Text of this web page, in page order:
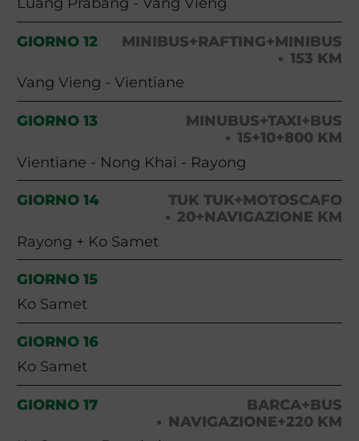
GIORNO 12
MINIBUS+RAFTING+MINIBUS
153 KM
Vang Vieng - Vientiane
GIORNO 13
MINUBUS+TAXI+BUS
15+10+800 KM
Vientiane - Nong Khai - Rayong
GIORNO 14
TUK TUK+MOTOSCAFO
20+NAVIGAZIONE KM
Rayong + Ko Samet
GIORNO 15
Ko Samet
GIORNO 16
Ko Samet
GIORNO 17
BARCA+BUS
NAVIGAZIONE+220 KM